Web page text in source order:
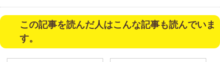
この記事を読んだ人はこんな記事も読んでいま
す。